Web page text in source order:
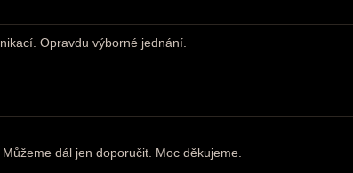
Opravdu výborné jednání.
dál jen doporučit. Moc děkujeme.